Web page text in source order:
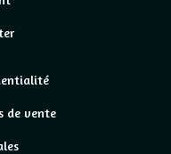
de vente